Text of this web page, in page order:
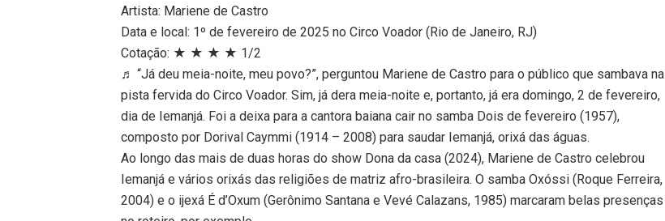
Artista: Mariene de Castro
Data e local: 1º de fevereiro de 2025 no Circo Voador (Rio de Janeiro, RJ)
Cotação: ★ ★ ★ ★ 1/2
♬ “Já deu meia-noite, meu povo?”, perguntou Mariene de Castro para o público que sambava na
pista fervida do Circo Voador. Sim, já dera meia-noite e, portanto, já era domingo, 2 de fevereiro,
dia de Iemanjá. Foi a deixa para a cantora baiana cair no samba Dois de fevereiro (1957),
composto por Dorival Caymmi (1914 – 2008) para saudar Iemanjá, orixá das águas.
Ao longo das mais de duas horas do show Dona da casa (2024), Mariene de Castro celebrou
Iemanjá e vários orixás das religiões de matriz afro-brasileira. O samba Oxóssi (Roque Ferreira,
2004) e o ijexá É d’Oxum (Gerônimo Santana e Vevé Calazans, 1985) marcaram belas presenças